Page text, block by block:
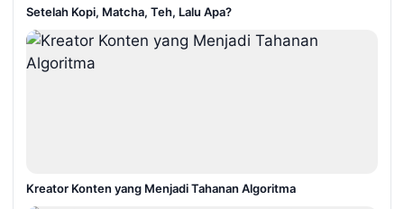
Setelah Kopi, Matcha, Teh, Lalu Apa?
Kreator Konten yang Menjadi Tahanan Algoritma